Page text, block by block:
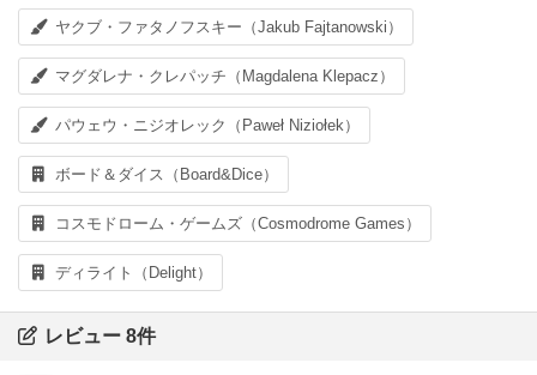
ヤクブ・ファタノフスキー（Jakub Fajtanowski）
マグダレナ・クレパッチ（Magdalena Klepacz）
パウェウ・ニジオレック（Paweł Niziołek）
ボード＆ダイス（Board&Dice）
コスモドローム・ゲームズ（Cosmodrome Games）
ディライト（Delight）
レビュー 8件